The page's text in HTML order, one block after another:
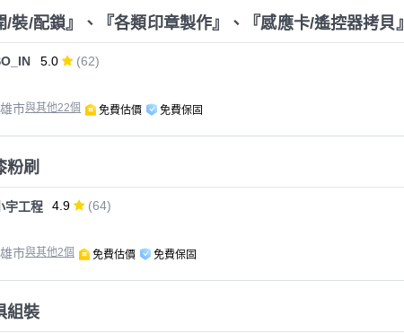
/裝/配鎖』、『各類印章製作』、『感應卡/遙控器拷貝』
5.0 (62)
市與其他22個 免費估價 免費保固
粉刷
宇工程 4.9 (64)
市與其他2個 免費估價 免費保固
組裝